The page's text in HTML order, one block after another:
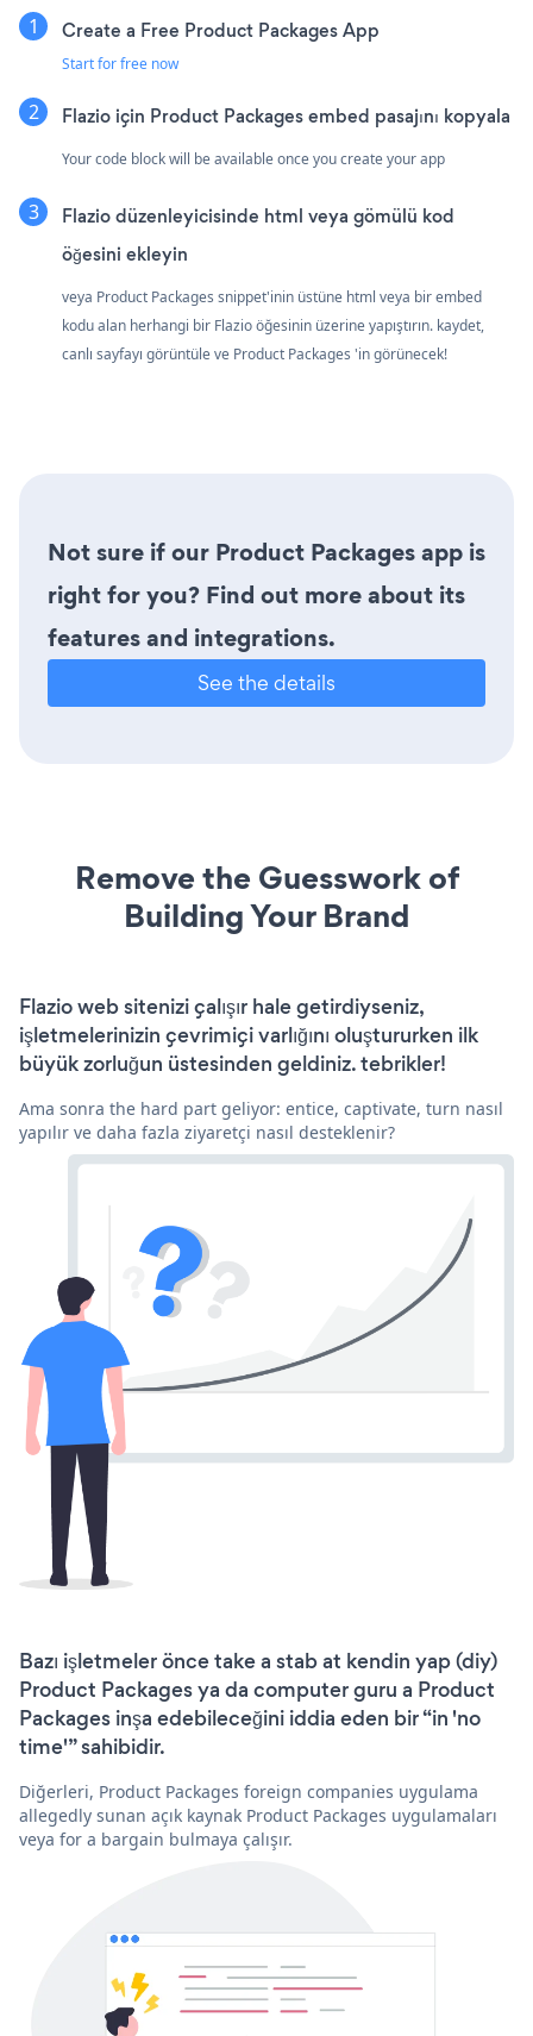
Create a Free Product Packages App
Start for free now
Flazio için Product Packages embed pasajını kopyala
Your code block will be available once you create your app
Flazio düzenleyicisinde html veya gömülü kod
öğesini ekleyin
veya Product Packages snippet'inin üstüne html veya bir embed
kodu alan herhangi bir Flazio öğesinin üzerine yapıştırın. kaydet,
canlı sayfayı görüntüle ve Product Packages 'in görünecek!
Not sure if our Product Packages app is
right for you? Find out more about its
features and integrations.
See the details
Remove the Guesswork of
Building Your Brand
Flazio web sitenizi çalışır hale getirdiyseniz,
işletmelerinizin çevrimiçi varlığını oluştururken ilk
büyük zorluğun üstesinden geldiniz. tebrikler!
Ama sonra the hard part geliyor: entice, captivate, turn nasıl
yapılır ve daha fazla ziyaretçi nasıl desteklenir?
Bazı işletmeler önce take a stab at kendin yap (diy)
Product Packages ya da computer guru a Product
Packages inşa edebileceğini iddia eden bir “in 'no
time'” sahibidir.
Diğerleri, Product Packages foreign companies uygulama
allegedly sunan açık kaynak Product Packages uygulamaları
veya for a bargain bulmaya çalışır.